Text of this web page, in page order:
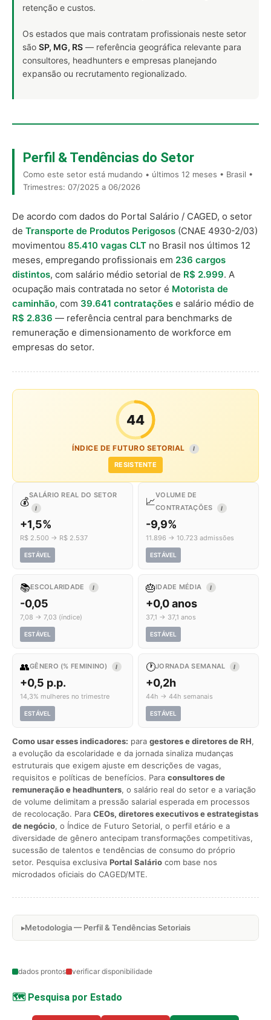
retenção e custos.
Os estados que mais contratam profissionais neste setor
são SP, MG, RS — referência geográfica relevante para
consultores, headhunters e empresas planejando
expansão ou recrutamento regionalizado.
Perfil & Tendências do Setor
Como este setor está mudando • últimos 12 meses • Brasil •
Trimestres: 07/2025 a 06/2026
De acordo com dados do Portal Salário / CAGED, o setor
de Transporte de Produtos Perigosos (CNAE 4930-2/03)
movimentou 85.410 vagas CLT no Brasil nos últimos 12
meses, empregando profissionais em 236 cargos
distintos, com salário médio setorial de R$ 2.999. A
ocupação mais contratada no setor é Motorista de
caminhão, com 39.641 contratações e salário médio de
R$ 2.836 — referência central para benchmarks de
remuneração e dimensionamento de workforce em
empresas do setor.
44
ÍNDICE DE FUTURO SETORIAL I
RESISTENTE
💰
SALÁRIO REAL DO SETOR
I
+1,5%
R$ 2.500 → R$ 2.537
ESTÁVEL
📈
VOLUME DE
CONTRATAÇÕES
I
-9,9%
11.896 → 10.723 admissões
ESTÁVEL
📚ESCOLARIDADE I
-0,05
7,08 → 7,03 (índice)
ESTÁVEL
🎂IDADE MÉDIA I
+0,0 anos
37,1 → 37,1 anos
ESTÁVEL
👥GÊNERO (% FEMININO) I
+0,5 p.p.
14,3% mulheres no trimestre
ESTÁVEL
🕐JORNADA SEMANAL I
+0,2h
44h → 44h semanais
ESTÁVEL
Como usar esses indicadores: para gestores e diretores de RH,
a evolução da escolaridade e da jornada sinaliza mudanças
estruturais que exigem ajuste em descrições de vagas,
requisitos e políticas de benefícios. Para consultores de
remuneração e headhunters, o salário real do setor e a variação
de volume delimitam a pressão salarial esperada em processos
de recolocação. Para CEOs, diretores executivos e estrategistas
de negócio, o Índice de Futuro Setorial, o perfil etário e a
diversidade de gênero antecipam transformações competitivas,
sucessão de talentos e tendências de consumo do próprio
setor. Pesquisa exclusiva Portal Salário com base nos
microdados oficiais do CAGED/MTE.
Metodologia — Perfil & Tendências Setoriais
dados prontos verificar disponibilidade
🗺️ Pesquisa por Estado